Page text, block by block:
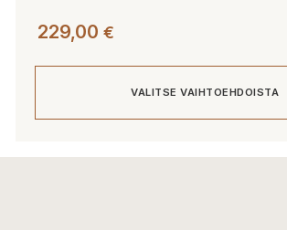
229,00 €
VALITSE VAIHTOEHDOISTA